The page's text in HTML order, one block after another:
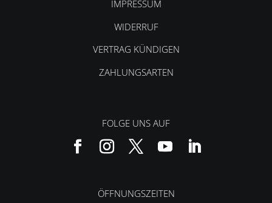
IMPRESSUM
WIDERRUF
VERTRAG KÜNDIGEN
ZAHLUNGSARTEN
FOLGE UNS AUF
ÖFFNUNGSZEITEN